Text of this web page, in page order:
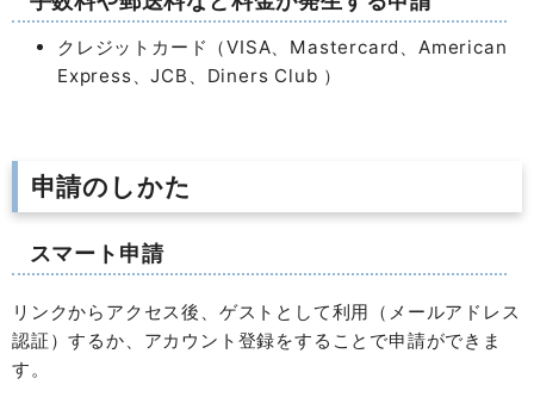
クレジットカード（VISA、Mastercard、American
Express、JCB、Diners Club ）
申請のしかた
スマート申請
リンクからアクセス後、ゲストとして利用（メールアドレス
認証）するか、アカウント登録をすることで申請ができま
す。